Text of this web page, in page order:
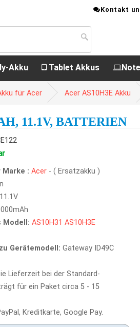
Kontakt
Akku Tablet Akkus
für Acer Acer AS10H3E Akku
11.1V, BATTERIEN
Marke : Acer - ( Ersatzakku )
11.1V
Modell: AS10H31 AS10H3E
Gerätemodell: Gateway ID49C
Lieferzeit bei der Standard-
für ein Paket circa 5 - 15
Kreditkarte, Google Pay.